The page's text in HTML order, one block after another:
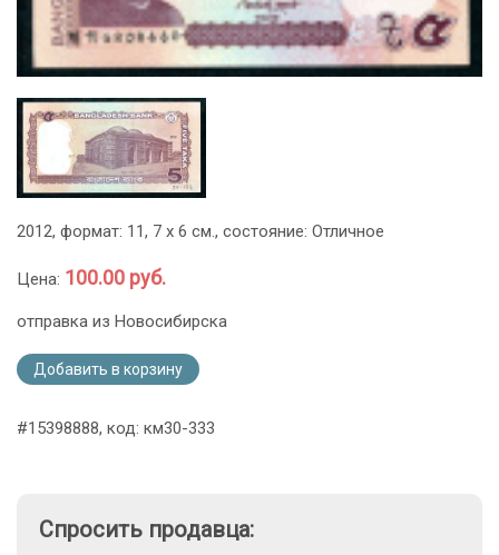
2012, формат: 11, 7 х 6 см., состояние: Отличное
Цена: 100.00 руб.
отправка из Новосибирска
Добавить в корзину
#15398888, код: км30-333
Спросить продавца: